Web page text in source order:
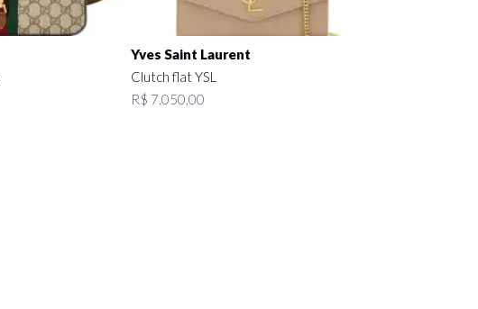
Yves Saint Laurent
Clutch flat YSL
R$ 7.050,00